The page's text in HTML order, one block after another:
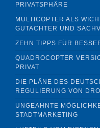
PRIVATSPHÄRE
MULTICOPTER ALS
GUTACHTER UND
ZEHN TIPPS FÜR
QUADROCOPTER
PRIVAT
DIE PLÄNE DES
REGULIERUNG VON
UNGEAHNTE
STADTMARKETING